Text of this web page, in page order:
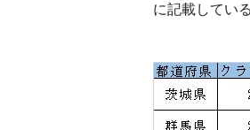
に記載している